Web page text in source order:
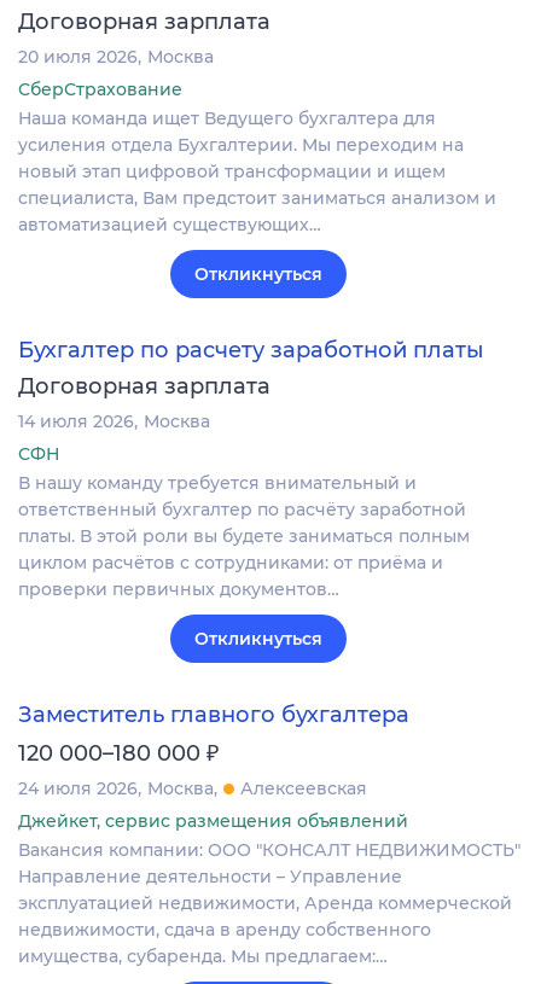
Договорная зарплата
20 июля 2026 Москва
СберСтрахование
Наша команда ищет Ведущего бухгалтера для
усиления отдела Бухгалтерии. Мы переходим на
новый этап цифровой трансформации и ищем
специалиста, Вам предстоит заниматься анализом и
автоматизацией существующих…
Откликнуться
Бухгалтер по расчету заработной платы
Договорная зарплата
14 июля 2026 Москва
СФН
В нашу команду требуется внимательный и
ответственный бухгалтер по расчёту заработной
платы. В этой роли вы будете заниматься полным
циклом расчётов с сотрудниками: от приёма и
проверки первичных документов…
Откликнуться
Заместитель главного бухгалтера
120 000–180 000 ₽
24 июля 2026 Москва
Алексеевская
Джейкет, сервис размещения объявлений
Вакансия компании: ООО "КОНСАЛТ НЕДВИЖИМОСТЬ"
Направление деятельности – Управление
эксплуатацией недвижимости, Аренда коммерческой
недвижимости, сдача в аренду собственного
имущества, субаренда. Мы предлагаем:…